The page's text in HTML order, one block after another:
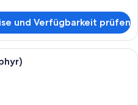
und Verfügbarkeit prüfen
Hochwertige Bettwaren, Pillowtop-